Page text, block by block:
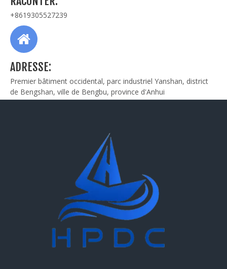
+8619305527239
ADRESSE:
Premier bâtiment occidental, parc industriel Yanshan, district
de Bengshan, ville de Bengbu, province d'Anhui